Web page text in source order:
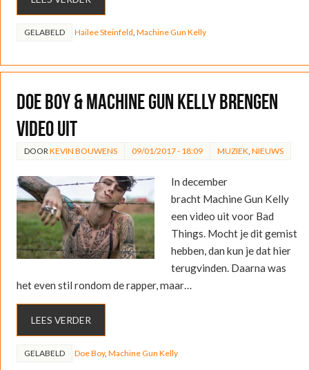
GELABELD Hailee Steinfeld Machine Gun Kelly
Doe Boy & Machine Gun Kelly brengen
video uit
DOOR KEVIN BOUWENS 09/01/2017 - 18:09 MUZIEK NIEUWS
In december
bracht Machine Gun Kelly
een video uit voor Bad
Things. Mocht je dit gemist
hebben, dan kun je dat hier
terugvinden. Daarna was
het even stil rondom de rapper, maar…
LEES VERDER
GELABELD Doe Boy, Machine Gun Kelly